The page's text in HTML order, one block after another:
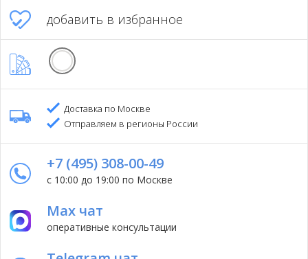
добавить в избранное
Доставка по Москве
Отправляем в регионы России
+7 (495) 308-00-49
с 10:00 до 19:00 по Москве
Max чат
оперативные консультации